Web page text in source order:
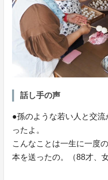
話し手の声
●孫のような若い人と交
ったよ。
こんなことは一生に一度
本を送ったの。（88才、